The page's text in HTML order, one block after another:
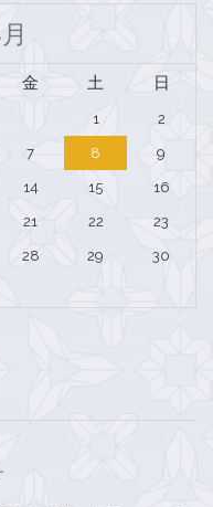
金 土 日
1 2
7 8 9
14 15 16
21 22 23
28 29 30